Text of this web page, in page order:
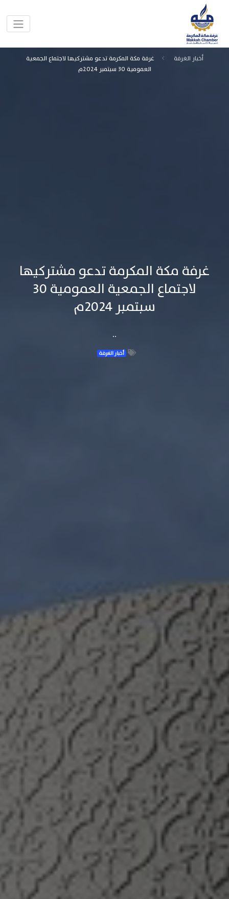
أخبار الغرفة
غرفة مكة المكرمة تدعو مشتركيها لاجتماع الجمعية
العمومية 30 سبتمبر 2024م
غرفة مكة المكرمة تدعو مشتركيها
لاجتماع الجمعية العمومية 30
سبتمبر 2024م
..
أخبار الغرفة